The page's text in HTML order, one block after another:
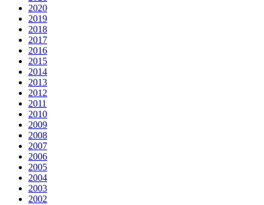
2020
2019
2018
2017
2016
2015
2014
2013
2012
2011
2010
2009
2008
2007
2006
2005
2004
2003
2002